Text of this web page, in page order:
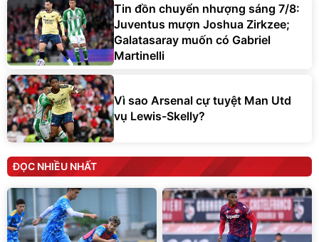
Tin đồn chuyển nhượng sáng 7/8:
Juventus mượn Joshua Zirkzee;
Galatasaray muốn có Gabriel
Martinelli
Vì sao Arsenal cự tuyệt Man Utd
vụ Lewis-Skelly?
ĐỌC NHIỀU NHẤT